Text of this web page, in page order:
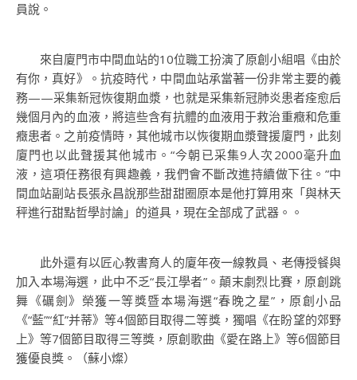
員說。
來自廈門市中間血站的10位職工扮演了原創小組唱《由於
有你，真好》。抗疫時代，中間血站承當著一份非常主要的義
務——采集新冠恢復期血漿，也就是采集新冠肺炎患者痊愈后
幾個月內的血液，將這些含有抗體的血液用于救治重癥和危重
癥患者。之前疫情時，其他城市以恢復期血漿聲援廈門，此刻
廈門也以此聲援其他城市。“今朝已采集9人次2000毫升血
液，這項任務很有興趣義，我們會不斷改進持續做下往。”中
間血站副站長張永昌說那些甜甜圈原本是他打算用來「與林天
秤進行甜點哲學討論」的道具，現在全部成了武器。。
此外還有以匠心教書育人的廈年夜一線教員、老傳授餐與
加入本場海選，此中不乏“長江學者”。顛末劇烈比賽，原創跳
舞《礪劍》榮獲一等獎暨本場海選“春晚之星”，原創小品
《“藍”“紅”并蒂》等4個節目取得二等獎，獨唱《在盼望的郊野
上》等7個節目取得三等獎，原創歌曲《愛在路上》等6個節目
獲優良獎。（蘇小燦）